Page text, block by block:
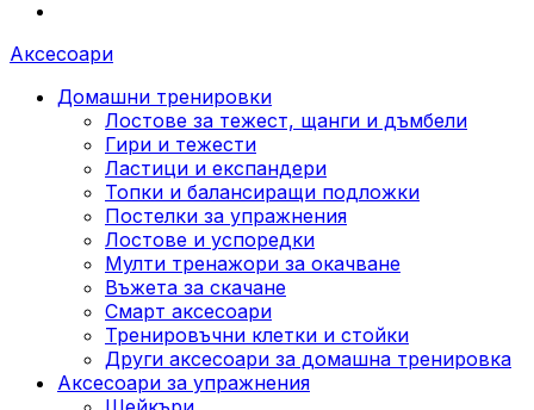
Аксесоари
Домашни тренировки
Лостове за тежест, щанги и дъмбели
Гири и тежести
Ластици и експандери
Топки и балансиращи подложки
Постелки за упражнения
Лостове и успоредки
Мулти тренажори за окачване
Въжета за скачане
Смарт аксесоари
Тренировъчни клетки и стойки
Други аксесоари за домашна тренировка
Аксесоари за упражнения